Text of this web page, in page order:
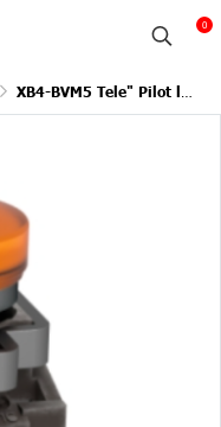
0
XB4-BVM5 Tele" Pilot lamp220-240VAC-Y